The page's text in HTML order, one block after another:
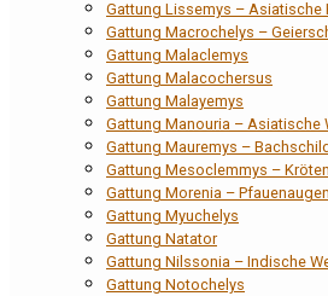
Gattung Lissemys – Asiatische
Gattung Macrochelys –
Gattung Malaclemys
Gattung Malacochersus
Gattung Malayemys
Gattung Manouria – Asiatische
Gattung Mauremys –
Gattung Mesoclemmys –
Gattung Morenia –
Gattung Myuchelys
Gattung Natator
Gattung Nilssonia – Indische
Gattung Notochelys